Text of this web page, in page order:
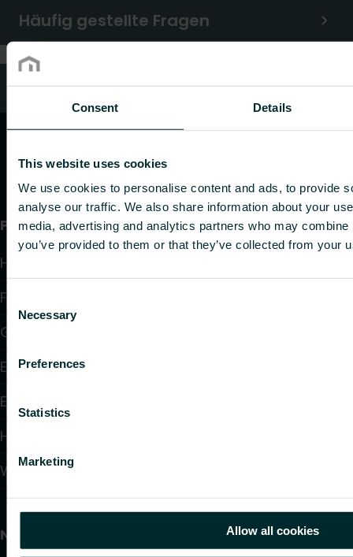
Consent Details
This website uses cookies
We use cookies to personalise content and ads, to provide
analyse our traffic. We also share information about your
media, advertising and analytics partners who may
you’ve provided to them or that they’ve collected from your
Selection
Necessary
Preferences
Statistics
Marketing
Allow all cookies
Häufig gestellte Fragen
Kundendienst
Produkte
Heizkörper
Fußbodenheizung und -kühlung
Gebläsekonvektoren
Elektroheizung
Elektronische Regelungen
Hydraulische Regelungen
Wandheizung und -kühlung
Nützliche Links